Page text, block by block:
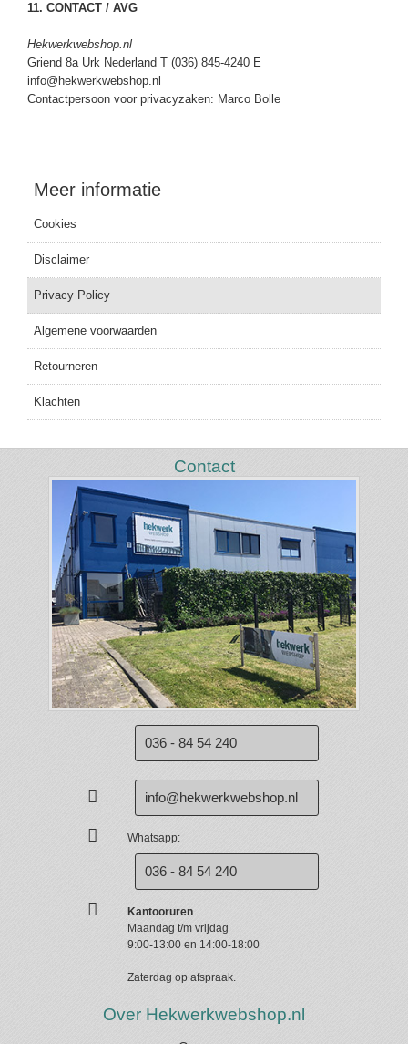
11. CONTACT / AVG
Hekwerkwebshop.nl
Griend 8a Urk Nederland T (036) 845-4240 E
info@hekwerkwebshop.nl
Contactpersoon voor privacyzaken: Marco Bolle
Meer informatie
Cookies
Disclaimer
Privacy Policy
Algemene voorwaarden
Retourneren
Klachten
Contact
036 - 84 54 240
info@hekwerkwebshop.nl
Whatsapp:
036 - 84 54 240
Kantooruren
Maandag t/m vrijdag
9:00-13:00 en 14:00-18:00
Zaterdag op afspraak.
Over Hekwerkwebshop.nl